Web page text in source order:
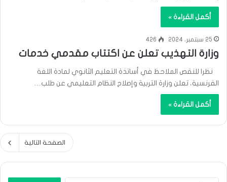
أكمل القراءة »
25 سبتمبر، 2024 426
وزارة التهذيب تعلن عن اكتتاب مقدمي خدمات
نظرا للنقص الملاحظ في أساتذة التعليم الثانوي لمادة اللغة
الفرنسية، تعلن وزارة التربية وإصلاح النظام التعليمي عن طلب…
أكمل القراءة »
الصفحة التالية